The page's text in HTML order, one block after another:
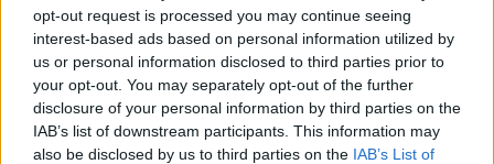
opt-out request is processed you may continue seeing
interest-based ads based on personal information utilized by
us or personal information disclosed to third parties prior to
your opt-out. You may separately opt-out of the further
disclosure of your personal information by third parties on the
IAB’s list of downstream participants. This information may
also be disclosed by us to third parties on the IAB’s List of
collettiva. Ciò implica che il valore in questione tende a
gonfiarsi oltre il suo vero valore. Con Bitcoin è successo
esattamente quello: spinti dall’euforia degli aumenti,
molte persone hanno iniziato a comprarlo. Se prima erano
solo gli addetti ai lavori ad operare in questo mercato, dal